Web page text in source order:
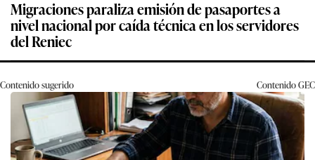
Migraciones paraliza emisión de pasaportes a
nivel nacional por caída técnica en los servidores
del Reniec
Contenido sugerido ContenidoGEC